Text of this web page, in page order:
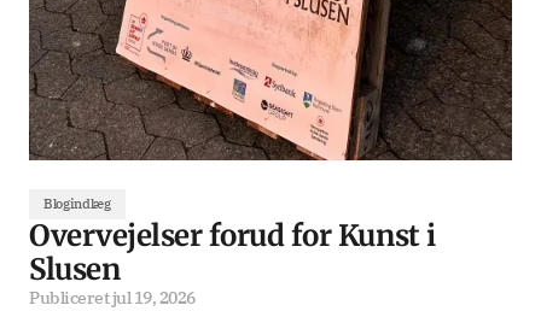
Blogindlæg
Overvejelser forud for Kunst i
Slusen
Publiceretjul 19, 2026